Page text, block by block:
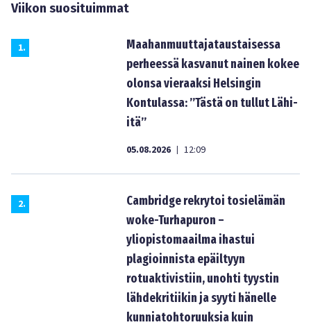
Viikon suosituimmat
1.
Maahanmuuttajataustaisessa
perheessä kasvanut nainen kokee
olonsa vieraaksi Helsingin
Kontulassa: ”Tästä on tullut Lähi-
itä”
05.08.2026 | 12:09
2.
Cambridge rekrytoi tosielämän
woke-Turhapuron –
yliopistomaailma ihastui
plagioinnista epäiltyyn
rotuaktivistiin, unohti tyystin
lähdekritiikin ja syyti hänelle
kunniatohtoruuksia kuin